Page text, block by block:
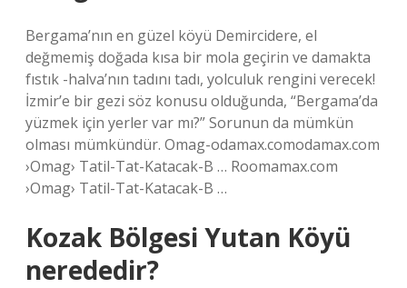
Bergama’nın en güzel köyü Demircidere, el
değmemiş doğada kısa bir mola geçirin ve damakta
fıstık -halva’nın tadını tadı, yolculuk rengini verecek!
İzmir’e bir gezi söz konusu olduğunda, “Bergama’da
yüzmek için yerler var mı?” Sorunun da mümkün
olması mümkündür. Omag-odamax.comodamax.com
›Omag› Tatil-Tat-Katacak-B … Roomamax.com
›Omag› Tatil-Tat-Katacak-B …
Kozak Bölgesi Yutan Köyü
nerededir?